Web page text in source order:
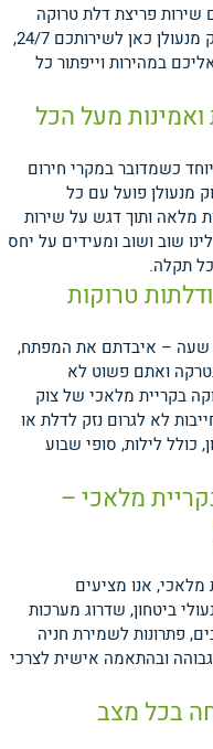
פריצת דלת טרוקה
בקריית מלאכי באופן מיידי ומקצועי? צוק מנעולן כאן לשירותכם 24/7,
במהירות וייפתור כל
מעל הכל
כשמדובר במקרי חירום
מנעולן פועל עם כל
מלאה ותוך דגש על שירות
שוב ושוב ומעידים על יחס
תקלה.
טרוקות
שעה – איבדתם את המפתח,
ואתם פשוט לא
בקריית מלאכי של צוק
לא לגרום נזק לדלת או
כולל לילות, סופי שבוע
מלאכי –
מלאכי, אנו מציעים
ביטחון, שדרוג מערכות
פתרונות לשמירת חניה
ובהתאמה אישית לצרכי
בכל מצב